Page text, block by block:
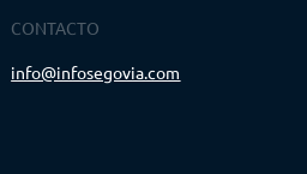
CONTACTO
info@infosegovia.com